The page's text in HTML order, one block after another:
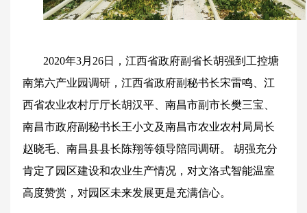
2020年3月26日，江西省政府副省长胡强到工控塘
南第六产业园调研，江西省政府副秘书长宋雷鸣、江
西省农业农村厅厅长胡汉平、南昌市副市长樊三宝、
南昌市政府副秘书长王小文及南昌市农业农村局局长
赵晓毛、南昌县县长陈翔等领导陪同调研。 胡强充分
肯定了园区建设和农业生产情况，对文洛式智能温室
高度赞赏，对园区未来发展更是充满信心。